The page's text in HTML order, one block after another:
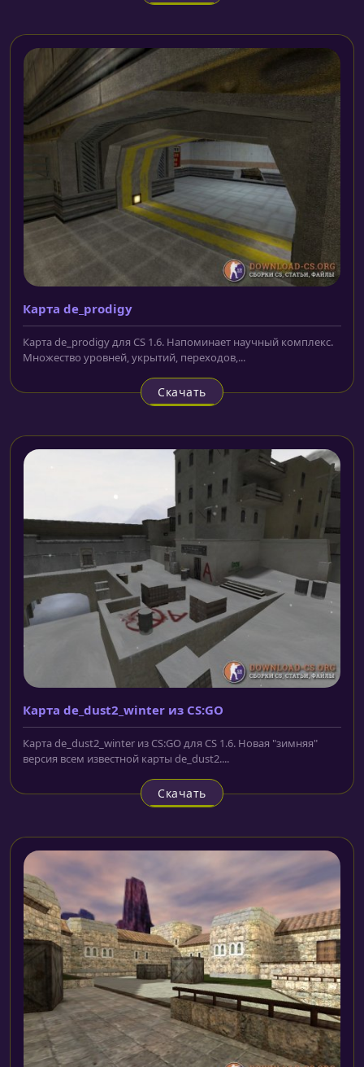
Карта de_prodigy
Карта de_prodigy для CS 1.6. Напоминает научный комплекс.
Множество уровней, укрытий, переходов,...
Скачать
Карта de_dust2_winter из CS:GO
Карта de_dust2_winter из CS:GO для CS 1.6. Новая "зимняя"
версия всем известной карты de_dust2....
Скачать